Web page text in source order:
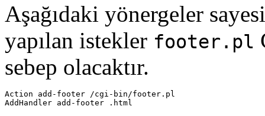
Aşağıdaki yönergeler
yapılan istekler footer.pl
sebep olacaktır.
Action add-footer /cgi-bin/footer.pl
AddHandler add-footer .html